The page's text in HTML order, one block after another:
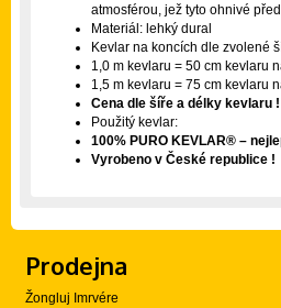
atmosférou, jež tyto ohnivé
Materiál: lehký dural
Kevlar na koncích dle zvolené
1,0 m kevlaru = 50 cm kevlaru
1,5 m kevlaru = 75 cm kevlaru
Cena dle šíře a délky kevlaru !
Použitý kevlar:
100% PURO KEVLAR® –
Vyrobeno v České republice !
Prodejna
Žongluj Imrvére